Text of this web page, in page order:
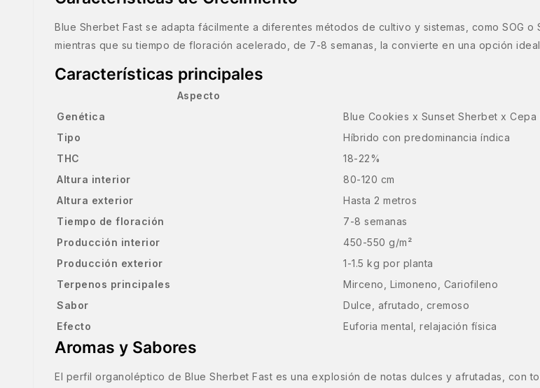
Blue Sherbet Fast se adapta fácilmente a diferentes métodos de cultivo y sistemas, como SOG o
mientras que su tiempo de floración acelerado, de 7-8 semanas, la convierte en una opción
Características principales
Aspecto
Genética
Blue Cookies x Sunset Sherbet x Cepa
Tipo
Híbrido con predominancia índica
THC
18-22%
Altura interior
80-120 cm
Altura exterior
Hasta 2 metros
Tiempo de floración
7-8 semanas
Producción interior
450-550 g/m²
Producción exterior
1-1.5 kg por planta
Terpenos principales
Mirceno, Limoneno, Cariofileno
Sabor
Dulce, afrutado, cremoso
Efecto
Euforia mental, relajación física
Aromas y Sabores
El perfil organoléptico de Blue Sherbet Fast es una explosión de notas dulces y afrutadas, con